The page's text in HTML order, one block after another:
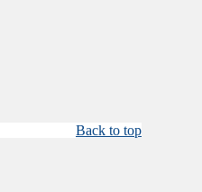
Back to top